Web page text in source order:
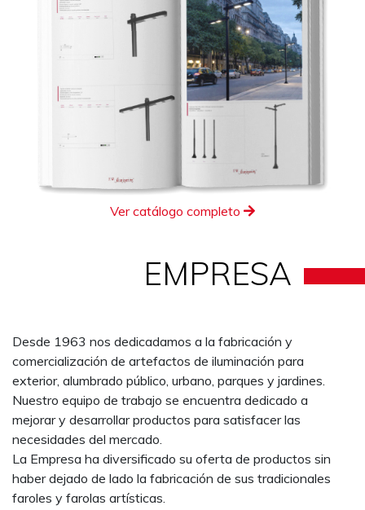
Ver catálogo completo
EMPRESA
Desde 1963 nos dedicadamos a la fabricación y
comercialización de artefactos de iluminación para
exterior, alumbrado público, urbano, parques y jardines.
Nuestro equipo de trabajo se encuentra dedicado a
mejorar y desarrollar productos para satisfacer las
necesidades del mercado.
La Empresa ha diversificado su oferta de productos sin
haber dejado de lado la fabricación de sus tradicionales
faroles y farolas artísticas.